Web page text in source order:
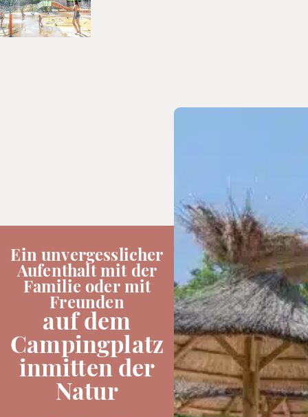
Ein unvergesslicher
Aufenthalt mit der
Familie oder mit
Freunden
auf dem
Campingplatz
inmitten der
Natur